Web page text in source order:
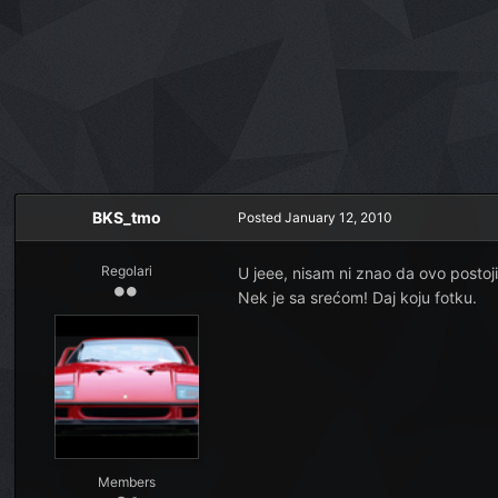
BKS_tmo
Regolari
Members
PostedJanuary 12, 2010
U jeee, nisam ni znao da ovo
Nek je sa srećom! Daj koju fotku.